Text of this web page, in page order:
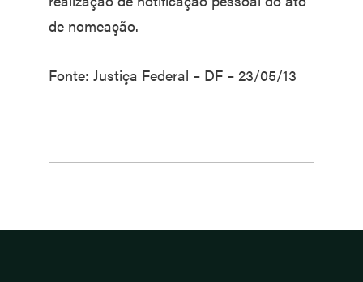
de nomeação.
Fonte: Justiça Federal – DF – 23/05/13